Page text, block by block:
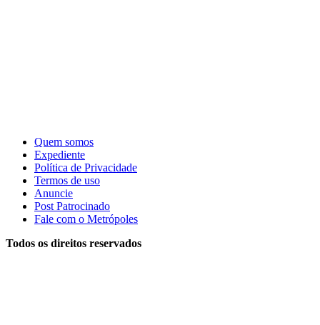
Quem somos
Expediente
Política de Privacidade
Termos de uso
Anuncie
Post Patrocinado
Fale com o Metrópoles
Todos os direitos reservados